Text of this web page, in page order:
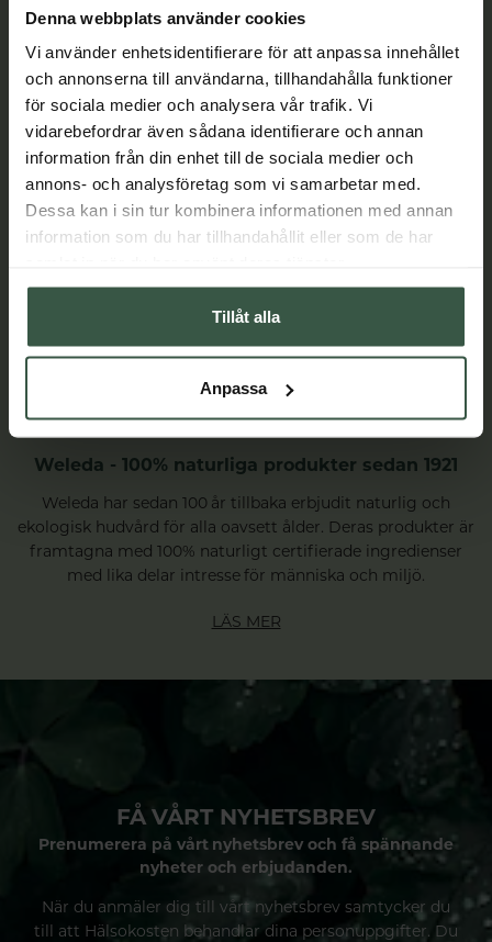
Denna webbplats använder cookies
Vi använder enhetsidentifierare för att anpassa innehållet
och annonserna till användarna, tillhandahålla funktioner
för sociala medier och analysera vår trafik. Vi
vidarebefordrar även sådana identifierare och annan
information från din enhet till de sociala medier och
annons- och analysföretag som vi samarbetar med.
Dessa kan i sin tur kombinera informationen med annan
information som du har tillhandahållit eller som de har
Tillåt alla
Anpassa
Weleda - 100% naturliga produkter sedan 1921
Weleda har sedan 100 år tillbaka erbjudit naturlig och
ekologisk hudvård för alla oavsett ålder. Deras produkter är
framtagna med 100% naturligt certifierade ingredienser
med lika delar intresse för människa och miljö.
LÄS MER
FÅ VÅRT NYHETSBREV
Prenumerera på vårt nyhetsbrev och få spännande
nyheter och erbjudanden.
När du anmäler dig till vårt nyhetsbrev samtycker du
till att Hälsokosten behandlar dina personuppgifter. Du